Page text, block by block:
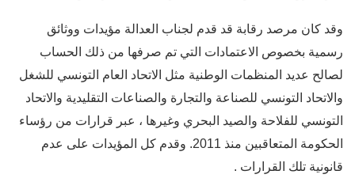
وقد كان مرصد رقابة قد قدم لجناب العدالة مؤيدات ووثائق
رسمية بخصوص الاعتمادات التي تم صرفها من ذلك الحساب
لصالح عديد المنظمات الوطنية مثل الاتحاد العام التونسي للشغل
والاتحاد التونسي للصناعة والتجارة والصناعات التقليدية والاتحاد
التونسي للفلاحة والصيد البحري وغيرها ، عبر قرارات من رؤساء
الحكومة المتعاقبين منذ 2011. وقدم كل المؤيدات على عدم
قانونية تلك القرارات .